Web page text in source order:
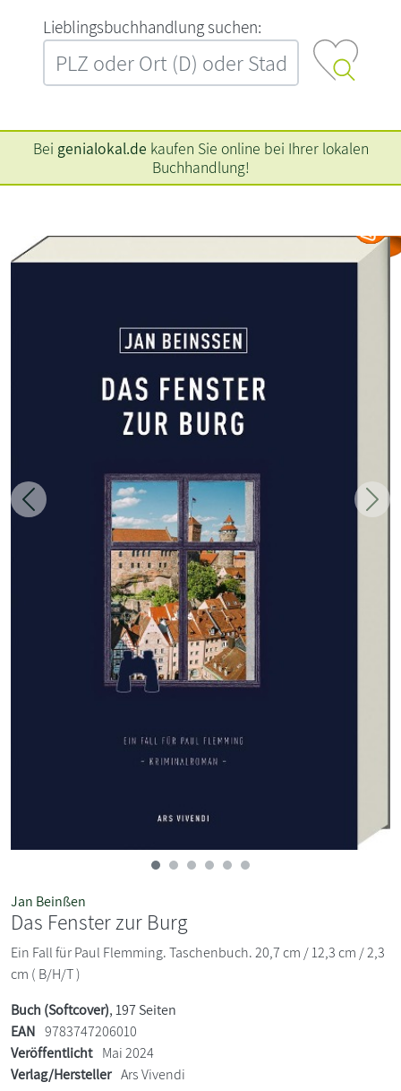
L‍i‍e‍b‍l‍i‍n‍g‍s‍b‍u‍c‍h‍h‍a‍n‍d‍l‍u‍n‍g‍ ‍s‍u‍c‍h‍e‍n‍:‍
Bei genialokal.de kaufen Sie online bei Ihrer lokalen
Buchhandlung!
Zurück
Jan Beinßen
Das Fenster zur Burg
Ein Fall für Paul Flemming. Taschenbuch. 20,7 cm / 12,3 cm / 2,3
cm ( B/H/T )
Buch (Softcover), 197 Seiten
EAN 9783747206010
Veröffentlicht Mai 2024
Verlag/Hersteller Ars Vivendi